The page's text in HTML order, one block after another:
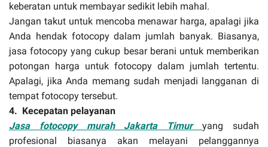
keberatan untuk membayar sedikit lebih mahal.
Jangan takut untuk mencoba menawar harga, apalagi jika
Anda hendak fotocopy dalam jumlah banyak. Biasanya,
jasa fotocopy yang cukup besar berani untuk memberikan
potongan harga untuk fotocopy dalam jumlah tertentu.
Apalagi, jika Anda memang sudah menjadi langganan di
tempat fotocopy tersebut.
4. Kecepatan pelayanan
Jasa fotocopy murah Jakarta Timuryang sudah
profesional biasanya akan melayani pelanggannya